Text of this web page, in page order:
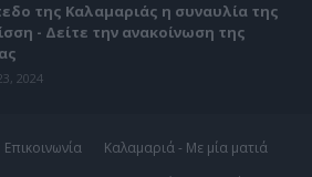
της Καλαμαριάς η συναυλία της
- Δείτε την ανακοίνωση της
2024
Επικοινωνία
Καλαμαριά - Με μία ματιά